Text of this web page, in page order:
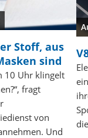
Stoff, aus
sind
10 Uhr klingelt
fragt
von
Und